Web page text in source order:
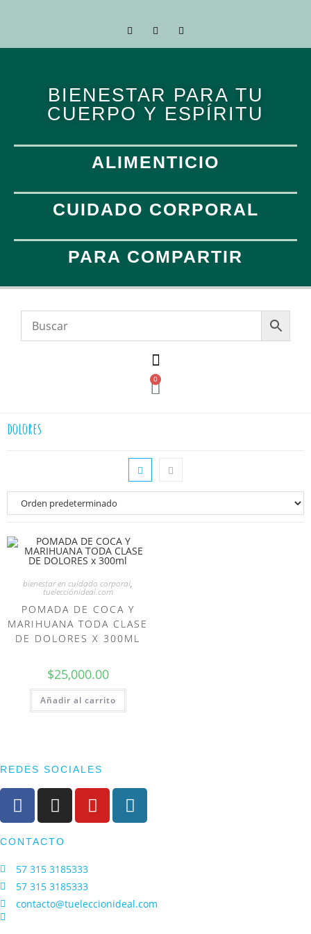
BIENESTAR PARA TU
CUERPO Y ESPÍRITU
ALIMENTICIO
CUIDADO CORPORAL
PARA COMPARTIR
0
dolores
bienestar en cuidado corporal,
tuelecciónideal.com
POMADA DE COCA Y
MARIHUANA TODA CLASE
DE DOLORES X 300ML
$25,000.00
Añadir al carrito
REDES SOCIALES
CONTACTO
57 315 3185333
57 315 3185333
contacto@tueleccionideal.com